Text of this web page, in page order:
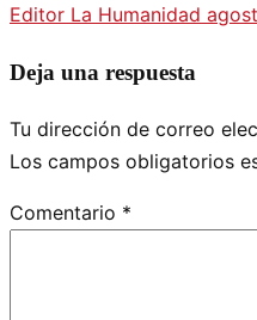
Editor La Humanidad
Deja una respuesta
Tu dirección de correo
Los campos obligatorios
Comentario *